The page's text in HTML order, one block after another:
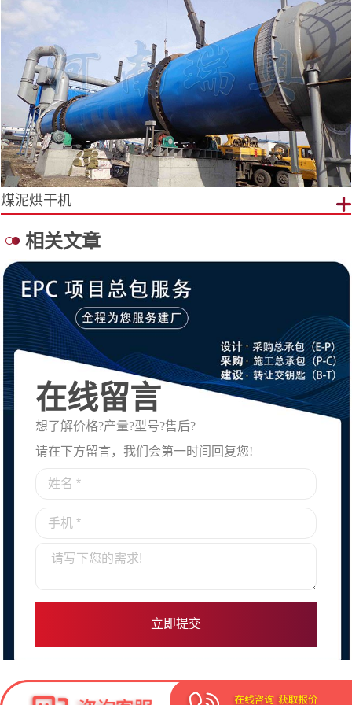
煤泥烘干机
相关文章
在线留言
想了解价格?产量?型号?售后?
请在下方留言，我们会第一时间回复您!